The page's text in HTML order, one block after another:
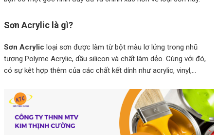
Sơn Acrylic là gì?
Sơn Acrylic loại sơn được làm từ bột màu lơ lửng trong nhũ
tương Polyme Acrylic, dầu silicon và chất làm dẻo. Cùng với đó,
có sự kêt hợp thêm của các chất kết dính như acrylic, vinyl,…